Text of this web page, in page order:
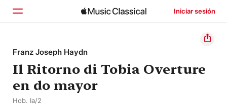
Iniciar sesión
Inicio
Explorar
Buscar
Franz Joseph Haydn
Il Ritorno di Tobia Overture
en do mayor
Hob. Ia/2